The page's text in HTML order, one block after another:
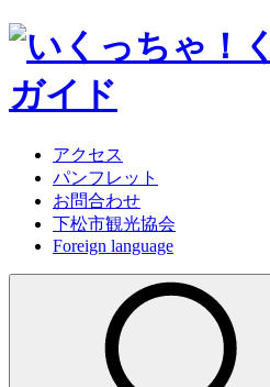
アクセス
パンフレット
お問合わせ
下松市観光協会
Foreign language